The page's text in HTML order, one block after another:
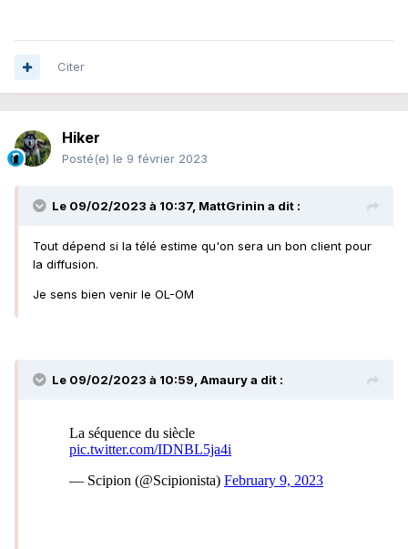
Citer
Hiker
Posté(e) le 9 février 2023
Le 09/02/2023 à 10:37, MattGrinin a dit :
Tout dépend si la télé estime qu'on sera un bon client pour
la diffusion.
Je sens bien venir le OL-OM
Le 09/02/2023 à 10:59, Amaurya dit :